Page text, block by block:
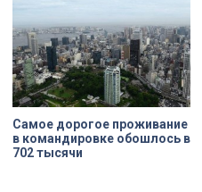
Самое дорогое проживание
в командировке обошлось в
702 тысячи